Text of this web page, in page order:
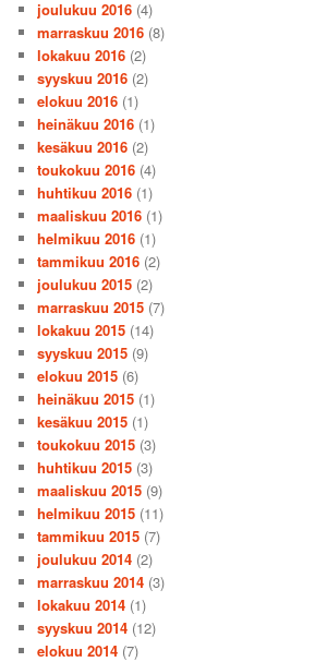
joulukuu 2016 (4)
marraskuu 2016 (8)
lokakuu 2016 (2)
syyskuu 2016 (2)
elokuu 2016 (1)
heinäkuu 2016 (1)
kesäkuu 2016 (2)
toukokuu 2016 (4)
huhtikuu 2016 (1)
maaliskuu 2016 (1)
helmikuu 2016 (1)
tammikuu 2016 (2)
joulukuu 2015 (2)
marraskuu 2015 (7)
lokakuu 2015 (14)
syyskuu 2015 (9)
elokuu 2015 (6)
heinäkuu 2015 (1)
kesäkuu 2015 (1)
toukokuu 2015 (3)
huhtikuu 2015 (3)
maaliskuu 2015 (9)
helmikuu 2015 (11)
tammikuu 2015 (7)
joulukuu 2014 (2)
marraskuu 2014 (3)
lokakuu 2014 (1)
syyskuu 2014 (12)
elokuu 2014 (7)